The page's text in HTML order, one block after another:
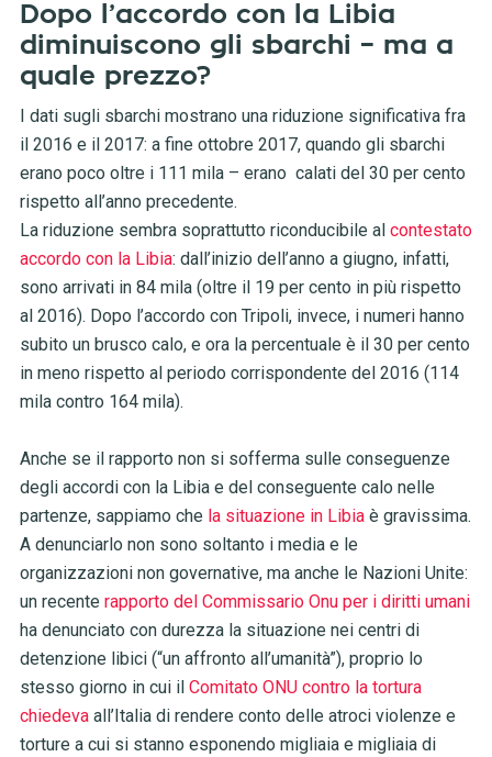
Dopo l’accordo con la Libia
diminuiscono gli sbarchi – ma a
quale prezzo?
I dati sugli sbarchi mostrano una riduzione significativa fra
il 2016 e il 2017: a fine ottobre 2017, quando gli sbarchi
erano poco oltre i 111 mila – erano calati del 30 per cento
rispetto all’anno precedente.
La riduzione sembra soprattutto riconducibile al contestato
accordo con la Libia: dall’inizio dell’anno a giugno, infatti,
sono arrivati in 84 mila (oltre il 19 per cento in più rispetto
al 2016). Dopo l’accordo con Tripoli, invece, i numeri hanno
subito un brusco calo, e ora la percentuale è il 30 per cento
in meno rispetto al periodo corrispondente del 2016 (114
mila contro 164 mila).
Anche se il rapporto non si sofferma sulle conseguenze
degli accordi con la Libia e del conseguente calo nelle
partenze, sappiamo che la situazione in Libiaè gravissima.
A denunciarlo non sono soltanto i media e le
organizzazioni non governative, ma anche le Nazioni Unite:
un recente rapporto del Commissario Onu per i diritti umani
ha denunciato con durezza la situazione nei centri di
detenzione libici (“un affronto all’umanità”), proprio lo
stesso giorno in cui il Comitato ONU contro la tortura
chiedevaall’Italia di rendere conto delle atroci violenze e
torture a cui si stanno esponendo migliaia e migliaia di